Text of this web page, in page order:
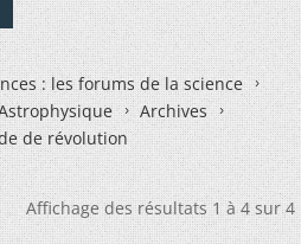
: les forums de la science
Archives
de révolution
Affichage des résultats 1 à 4 sur 4